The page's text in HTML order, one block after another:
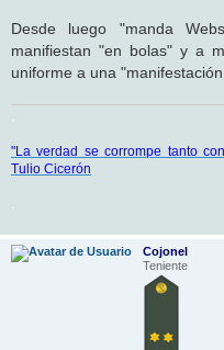
Desde luego "manda
manifiestan "en bolas" y a
uniforme a una
.
"La verdad se corrompe tanto
Tulio Cicerón
.
Cojonel
Teniente